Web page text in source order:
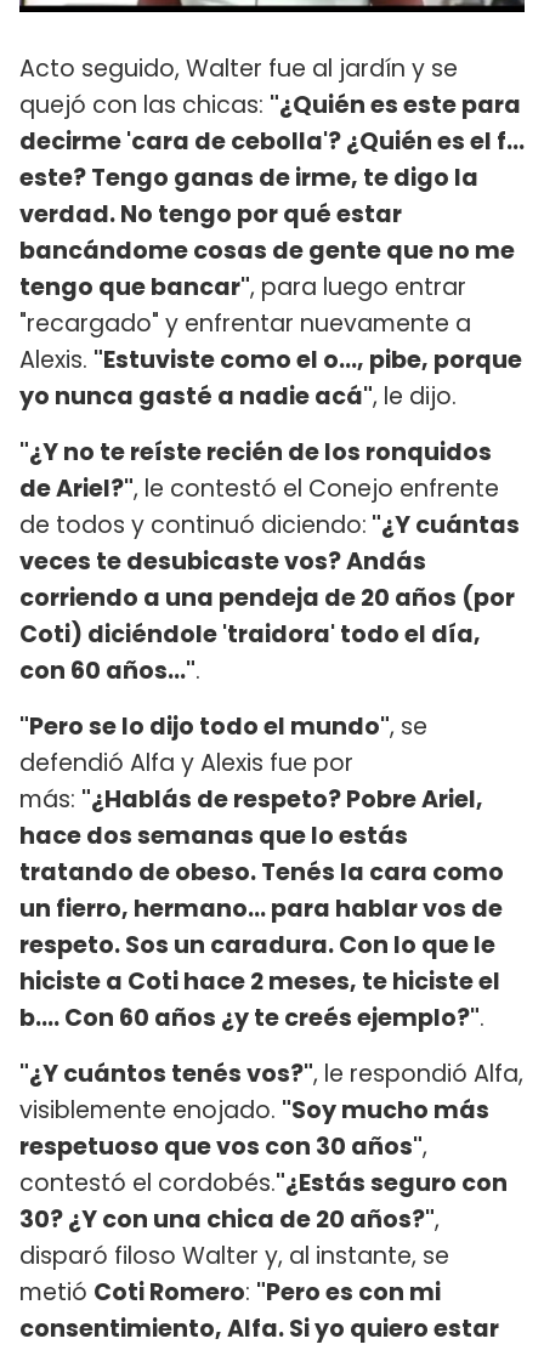
Acto seguido, Walter fue al jardín y se
quejó con las chicas: "¿Quién es este para
decirme 'cara de cebolla'? ¿Quién es el f...
este? Tengo ganas de irme, te digo la
verdad. No tengo por qué estar
bancándome cosas de gente que no me
tengo que bancar", para luego entrar
"recargado" y enfrentar nuevamente a
Alexis. "Estuviste como el o..., pibe, porque
yo nunca gasté a nadie acá", le dijo.
"¿Y no te reíste recién de los ronquidos
de Ariel?", le contestó el Conejo enfrente
de todos y continuó diciendo: "¿Y cuántas
veces te desubicaste vos? Andás
corriendo a una pendeja de 20 años (por
Coti) diciéndole 'traidora' todo el día,
con 60 años...".
"Pero se lo dijo todo el mundo", se
defendió Alfa y Alexis fue por
más: "¿Hablás de respeto? Pobre Ariel,
hace dos semanas que lo estás
tratando de obeso. Tenés la cara como
un fierro, hermano... para hablar vos de
respeto. Sos un caradura. Con lo que le
hiciste a Coti hace 2 meses, te hiciste el
b.... Con 60 años ¿y te creés ejemplo?".
"¿Y cuántos tenés vos?", le respondió Alfa,
visiblemente enojado. "Soy mucho más
respetuoso que vos con 30 años",
contestó el cordobés."¿Estás seguro con
30? ¿Y con una chica de 20 años?",
disparó filoso Walter y, al instante, se
metió Coti Romero: "Pero es con mi
consentimiento, Alfa. Si yo quiero estar